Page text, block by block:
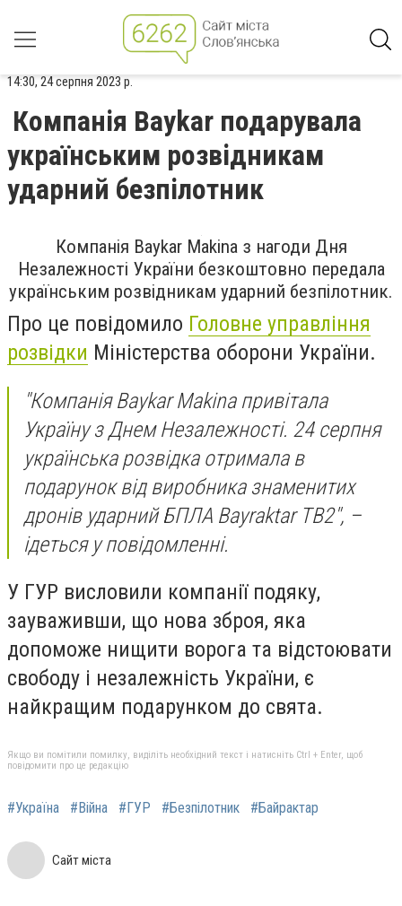
14:30, 24 серпня 2023 р.
Компанія Baykar подарувала
українським розвідникам
ударний безпілотник
Компанія Baykar Makina з нагоди Дня
Незалежності України безкоштовно передала
українським розвідникам ударний безпілотник.
Про це повідомило Головне управління
розвідки Міністерства оборони України.
"Компанія Baykar Makina привітала
Україну з Днем Незалежності. 24 серпня
українська розвідка отримала в
подарунок від виробника знаменитих
дронів ударний БПЛА Bayraktar TB2", –
ідеться у повідомленні.
У ГУР висловили компанії подяку,
зауваживши, що нова зброя, яка
допоможе нищити ворога та відстоювати
свободу і незалежність України, є
найкращим подарунком до свята.
Якщо ви помітили помилку, виділіть необхідний текст і натисніть Ctrl + Enter, щоб
повідомити про це редакцію
#Україна #Війна #ГУР #Безпілотник #Байрактар
Сайт міста